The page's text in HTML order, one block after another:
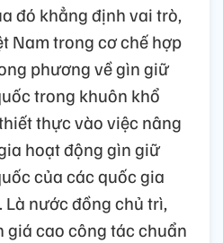
đó khẳng định vai trò,
Nam trong cơ chế hợp
phương về gìn giữ
trong khuôn khổ
thực vào việc nâng
hoạt động gìn giữ
của các quốc gia
nước đồng chủ trì,
giá cao công tác chuẩn